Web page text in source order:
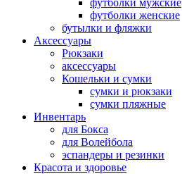
футболки мужские
футболки женские
бутылки и фляжки
Аксессуары
Рюкзаки
аксессуары
Кошельки и сумки
сумки и рюкзаки
сумки пляжные
Инвентарь
для Бокса
для Волейбола
эспандеры и резинки
Красота и здоровье